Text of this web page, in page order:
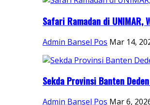
Safari Ramadan di UNIMAR,
Admin Bansel Pos Mar 14,
Sekda Provinsi Banten
Admin Bansel Pos Mar 6,